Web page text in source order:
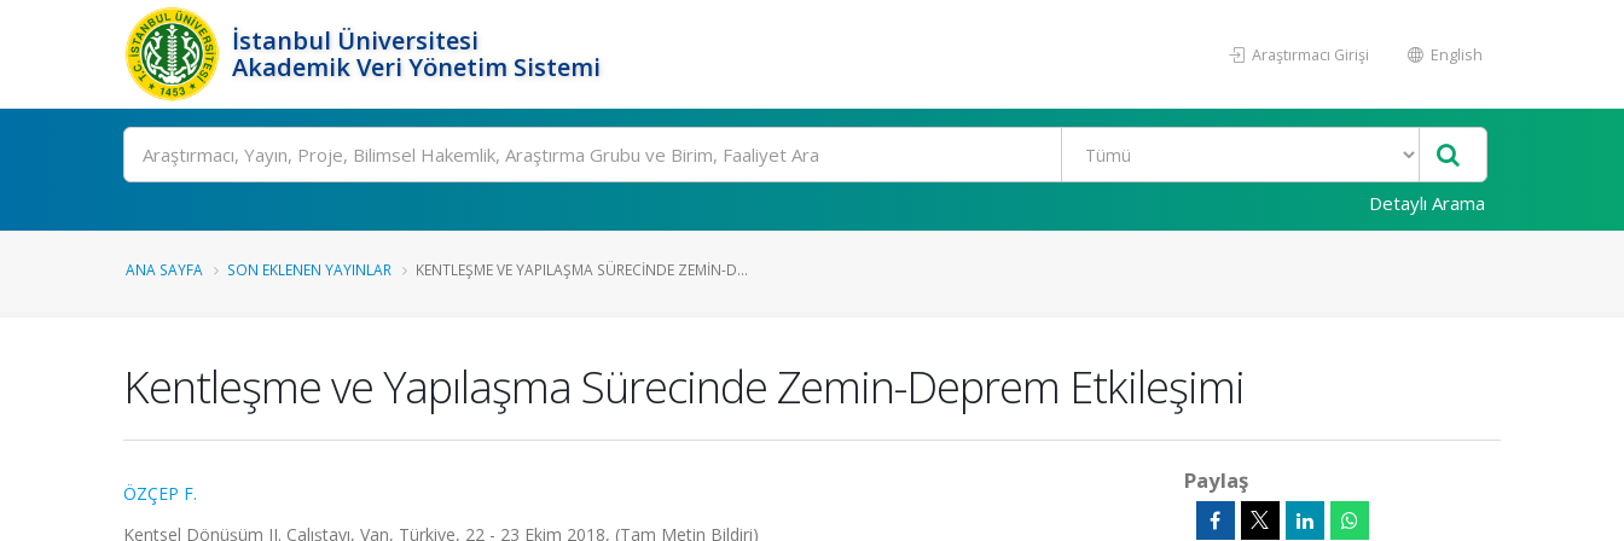
İstanbul Üniversitesi
Akademik Veri Yönetim Sistemi
Araştırmacı Girişi English
Ara
Detaylı Arama
ANA SAYFA SON EKLENEN YAYINLAR KENTLEŞME VE YAPILAŞMA SÜRECINDE ZEMIN-D...
Kentleşme ve Yapılaşma Sürecinde Zemin-Deprem Etkileşimi
ÖZÇEP F.
Kentsel Dönüşüm II. Çalıştayı, Van, Türkiye, 22 - 23 Ekim 2018, (Tam Metin Bildiri)
Paylaş